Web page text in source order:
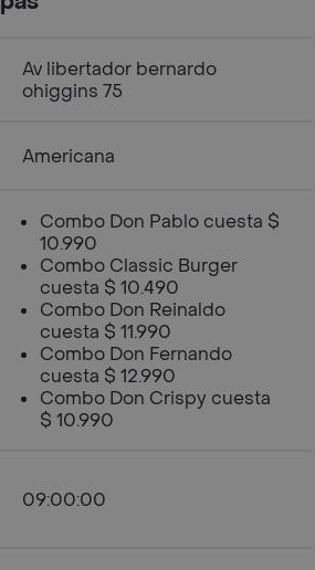
Av libertador bernardo
ohiggins 75
Americana
Combo Don Pablo cuesta $
10.990
Combo Classic Burger
cuesta $ 10.490
Combo Don Reinaldo
cuesta $ 11.990
Combo Don Fernando
cuesta $ 12.990
Combo Don Crispy cuesta
$ 10.990
09:00:00